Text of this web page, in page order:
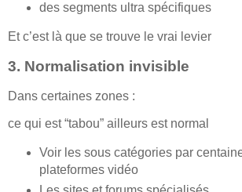
des segments ultra spécifiques
Et c’est là que se trouve le vrai levier
3. Normalisation invisible
Dans certaines zones :
ce qui est “tabou” ailleurs est normal
Voir les sous catégories par
plateformes vidéo